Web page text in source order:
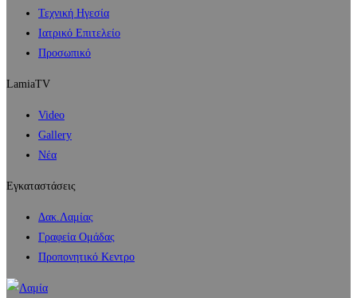
Τεχνική Ηγεσία
Ιατρικό Επιτελείο
Προσωπικό
LamiaTV
Video
Gallery
Νέα
Εγκαταστάσεις
Δακ.Λαμίας
Γραφεία Ομάδας
Προπονητικό Κεντρο